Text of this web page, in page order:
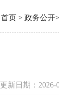
首页 > 政务公开>
更新日期：